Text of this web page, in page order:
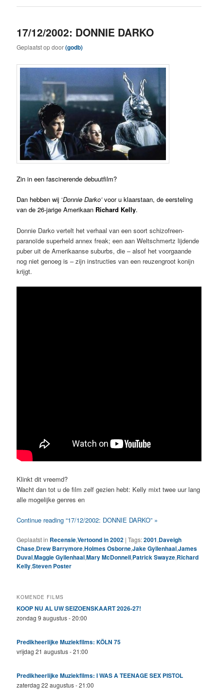
17/12/2002: DONNIE DARKO
Geplaatst opdoor(godb)
Zin in een fascinerende debuutfilm?
Dan hebben wij ‘Donnie Darko’voor u klaarstaan, de eersteling
van de 26-jarige Amerikaan Richard Kelly.
Donnie Darko vertelt het verhaal van een soort schizofreen-
paranoïde superheld annex freak; een aan Weltschmertz lijdende
puber uit de Amerikaanse suburbs, die – alsof het voorgaande
nog niet genoeg is – zijn instructies van een reuzengroot konijn
krijgt.
Klinkt dit vreemd?
Wacht dan tot u de film zelf gezien hebt: Kelly mixt twee uur lang
alle mogelijke genres en
Continue reading “17/12/2002: DONNIE DARKO” »
Geplaatst in Recensie,Vertoond in 2002 |Tags:2001,Daveigh
Chase,Drew Barrymore,Holmes Osborne,Jake Gyllenhaal,James
Duval,Maggie Gyllenhaal,Mary McDonnell,Patrick Swayze,Richard
Kelly,Steven Poster
KOMENDE FILMS
KOOP NU AL UW SEIZOENSKAART 2026-27!
zondag 9 augustus - 20:00
Predikheerlijke Muziekfilms: KÖLN 75
vrijdag 21 augustus - 21:00
Predikheerlijke Muziekfilms: I WAS A TEENAGE SEX PISTOL
zaterdag 22 augustus - 21:00